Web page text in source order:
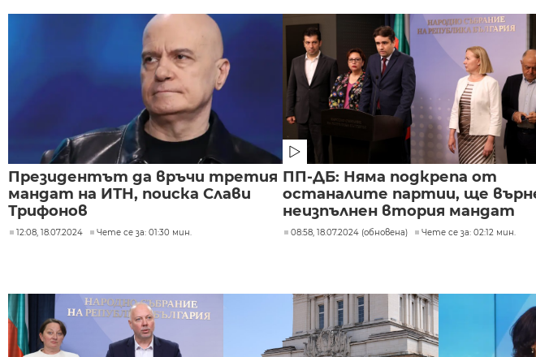
Президентът да връчи третия
мандат на ИТН, поиска Слави
Трифонов
12:08, 18.07.2024 Чете се за: 01:30 мин.
ПП-ДБ: Няма подкрепа от
останалите партии, ще
неизпълнен втория мандат
08:58, 18.07.2024 (обновена) Чете се за: 02:12 мин.